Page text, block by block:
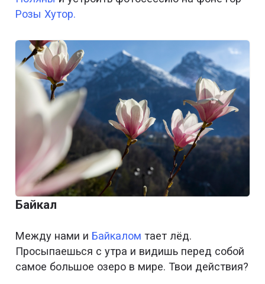
Розы Хутор.
Байкал
Между нами и Байкалом тает лёд.
Просыпаешься с утра и видишь перед собой
самое большое озеро в мире. Твои действия?